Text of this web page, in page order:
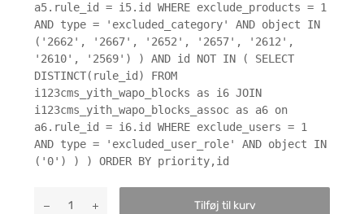
a5.rule_id = i5.id WHERE exclude_products = 1
AND type = 'excluded_category' AND object IN
('2662', '2667', '2652', '2657', '2612',
'2610', '2569') ) AND id NOT IN ( SELECT
DISTINCT(rule_id) FROM
i123cms_yith_wapo_blocks as i6 JOIN
i123cms_yith_wapo_blocks_assoc as a6 on
a6.rule_id = i6.id WHERE exclude_users = 1
AND type = 'excluded_user_role' AND object IN
('0') ) ) ORDER BY priority,id
Tilføj til kurv